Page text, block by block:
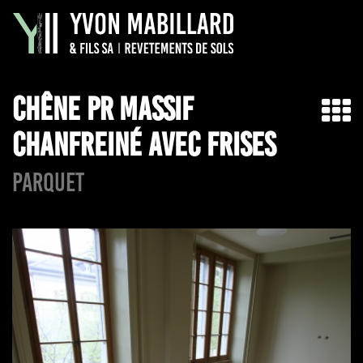
CHÊNE PR MASSIF
CHANFREINÉ AVEC FRISES
PARQUET